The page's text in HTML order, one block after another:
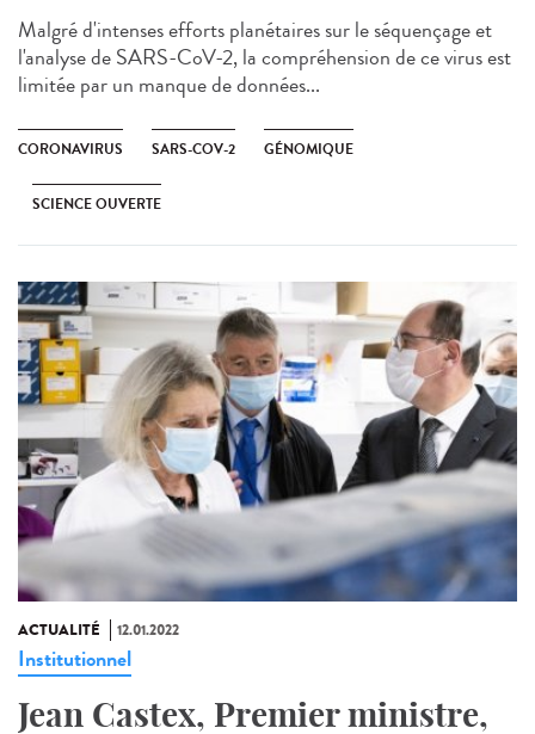
Malgré d'intenses efforts planétaires sur le séquençage et
l'analyse de SARS-CoV-2, la compréhension de ce virus est
limitée par un manque de données...
CORONAVIRUS SARS-COV-2 GÉNOMIQUE
SCIENCE OUVERTE
ACTUALITÉ 12.01.2022
Institutionnel
Jean Castex, Premier ministre,